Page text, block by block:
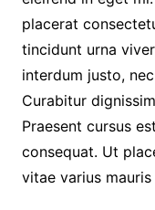
placerat
tincidunt urna
interdum justo,
Curabitur
Praesent cursus
consequat. Ut
vitae varius